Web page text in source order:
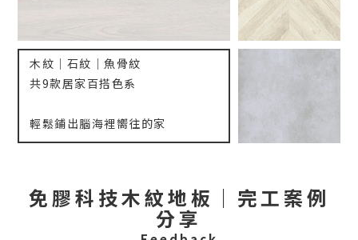
木紋｜石紋｜魚骨紋
共9款居家百搭色系
輕鬆鋪出腦海裡嚮往的家
免膠科技木紋地板｜完工案例
分享